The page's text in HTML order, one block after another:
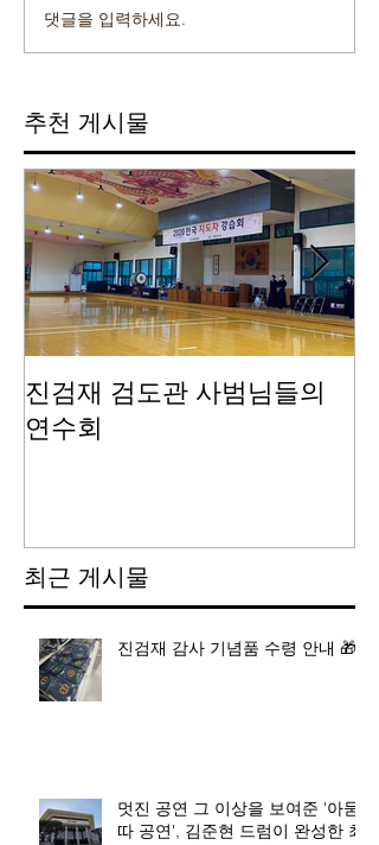
댓글을 입력하세요.
추천 게시물
진검재 검도관 사범님들의
연수회
최근 게시물
진검재 감사 기념품 수령 안내 🎁
멋진 공연 그 이상을 보여준 '아묻
따 공연', 김준현 드럼이 완성한 최